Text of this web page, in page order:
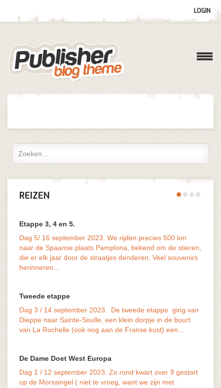
LOGIN
REIZEN
Etappe 3, 4 en 5.
Dag 5/ 16 september 2023. We rijden precies 500 km
naar de Spaanse plaats Pamplona, bekend om de stieren,
die er elk jaar door de straatjes denderen. Veel souvenirs
herinneren...
Tweede etappe
Dag 3 / 14 september 2023. De tweede etappe ging van
Dieppe naar Sainte-Soulle, een klein dorpje in de buurt
van La Rochelle (ook nog aan de Franse kust) een...
De Dame Doet West Europa
Dag 1 / 12 september 2023. Zo rond kwart over 9 gestart
op de Morssingel ( niet te vroeg, want we zijn met
last
het
Gebruikersnaam
Wachtwoord
Onthoud mij
Wachtwoord vergeten?